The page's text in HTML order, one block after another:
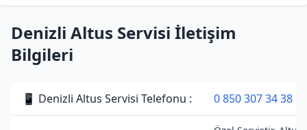
Denizli Altus Servisi İletişim
Bilgileri
📱 Denizli Altus Servisi Telefonu : 0 850 307 34 38